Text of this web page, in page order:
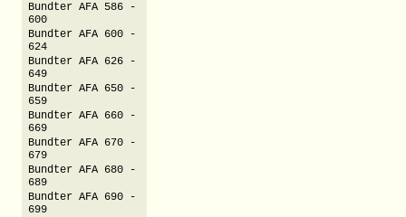
Bundter AFA 586 -
600
Bundter AFA 600 -
624
Bundter AFA 626 -
649
Bundter AFA 650 -
659
Bundter AFA 660 -
669
Bundter AFA 670 -
679
Bundter AFA 680 -
689
Bundter AFA 690 -
699